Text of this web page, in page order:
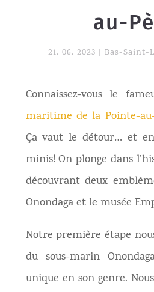
au-
21. 06. 2023 Bas-Saint-
Connaissez-vous le
maritime de la Pointe-
Ça vaut le détour… et
minis! On plonge dans
découvrant deux
Onondaga et le musée
Notre première étape
du sous-marin
unique en son genre.